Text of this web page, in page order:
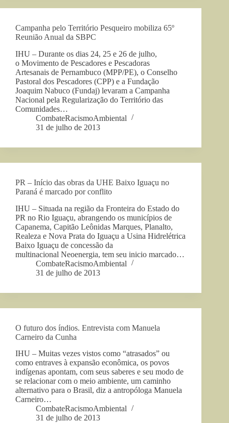
Campanha pelo Território Pesqueiro mobiliza 65º
Reunião Anual da SBPC
IHU – Durante os dias 24, 25 e 26 de julho,
o Movimento de Pescadores e Pescadoras
Artesanais de Pernambuco (MPP/PE), o Conselho
Pastoral dos Pescadores (CPP) e a Fundação
Joaquim Nabuco (Fundaj) levaram a Campanha
Nacional pela Regularização do Território das
Comunidades…
CombateRacismoAmbiental
31 de julho de 2013
PR – Início das obras da UHE Baixo Iguaçu no
Paraná é marcado por conflito
IHU – Situada na região da Fronteira do Estado do
PR no Rio Iguaçu, abrangendo os municípios de
Capanema, Capitão Leônidas Marques, Planalto,
Realeza e Nova Prata do Iguaçu a Usina Hidrelétrica
Baixo Iguaçu de concessão da
multinacional Neoenergia, tem seu inicio marcado…
CombateRacismoAmbiental
31 de julho de 2013
O futuro dos índios. Entrevista com Manuela
Carneiro da Cunha
IHU – Muitas vezes vistos como “atrasados” ou
como entraves à expansão econômica, os povos
indígenas apontam, com seus saberes e seu modo de
se relacionar com o meio ambiente, um caminho
alternativo para o Brasil, diz a antropóloga Manuela
Carneiro…
CombateRacismoAmbiental
31 de julho de 2013